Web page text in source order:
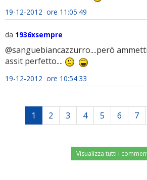
19-12-2012 ore 11:05:49
da 1936xsempre
@sanguebiancazzurro....però
assit perfetto....
19-12-2012 ore 10:54:33
1 2 3 4 5 6 7
Visualizza tutti i